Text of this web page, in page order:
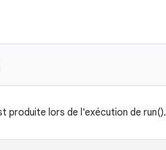
produite lors de l'exécution de run().